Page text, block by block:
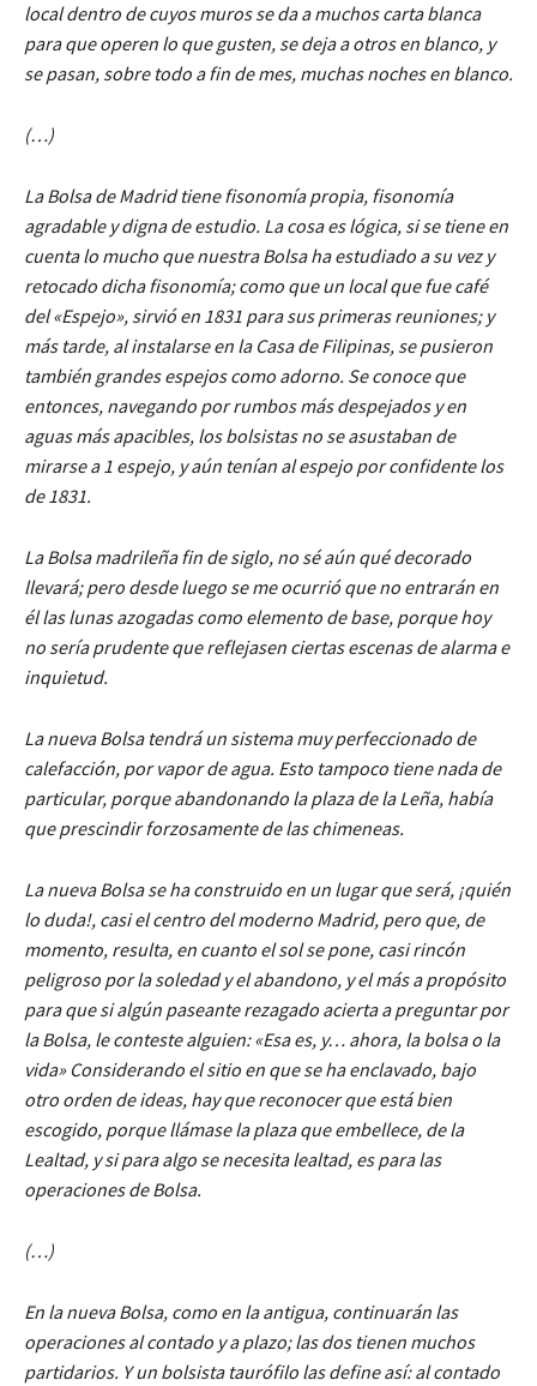
local dentro de cuyos muros se da a muchos carta blanca
para que operen lo que gusten, se deja a otros en blanco, y
se pasan, sobre todo a fin de mes, muchas noches en blanco.
(…)
La Bolsa de Madrid tiene fisonomía propia, fisonomía
agradable y digna de estudio. La cosa es lógica, si se tiene en
cuenta lo mucho que nuestra Bolsa ha estudiado a su vez y
retocado dicha fisonomía; como que un local que fue café
del «Espejo», sirvió en 1831 para sus primeras reuniones; y
más tarde, al instalarse en la Casa de Filipinas, se pusieron
también grandes espejos como adorno. Se conoce que
entonces, navegando por rumbos más despejados y en
aguas más apacibles, los bolsistas no se asustaban de
mirarse a 1 espejo, y aún tenían al espejo por confidente los
de 1831.
La Bolsa madrileña fin de siglo, no sé aún qué decorado
llevará; pero desde luego se me ocurrió que no entrarán en
él las lunas azogadas como elemento de base, porque hoy
no sería prudente que reflejasen ciertas escenas de alarma e
inquietud.
La nueva Bolsa tendrá un sistema muy perfeccionado de
calefacción, por vapor de agua. Esto tampoco tiene nada de
particular, porque abandonando la plaza de la Leña, había
que prescindir forzosamente de las chimeneas.
La nueva Bolsa se ha construido en un lugar que será, ¡quién
lo duda!, casi el centro del moderno Madrid, pero que, de
momento, resulta, en cuanto el sol se pone, casi rincón
peligroso por la soledad y el abandono, y el más a propósito
para que si algún paseante rezagado acierta a preguntar por
la Bolsa, le conteste alguien: «Esa es, y… ahora, la bolsa o la
vida» Considerando el sitio en que se ha enclavado, bajo
otro orden de ideas, hay que reconocer que está bien
escogido, porque llámase la plaza que embellece, de la
Lealtad, y si para algo se necesita lealtad, es para las
operaciones de Bolsa.
(…)
En la nueva Bolsa, como en la antigua, continuarán las
operaciones al contado y a plazo; las dos tienen muchos
partidarios. Y un bolsista taurófilo las define así: al contado